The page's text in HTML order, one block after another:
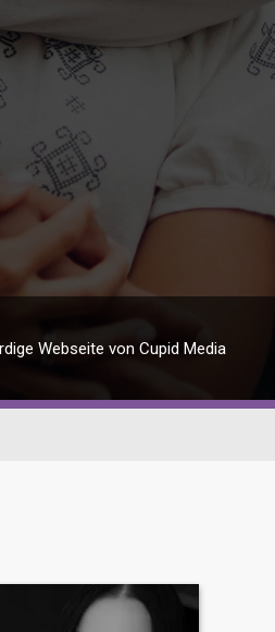
Webseite von Cupid Media